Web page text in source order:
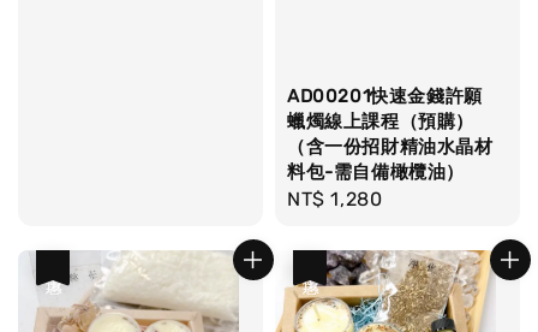
AD00201快速金錢許願
蠟燭線上課程（預購）
（含一份招財精油水晶材
料包-需自備橄欖油）
Regular
NT$ 1,280